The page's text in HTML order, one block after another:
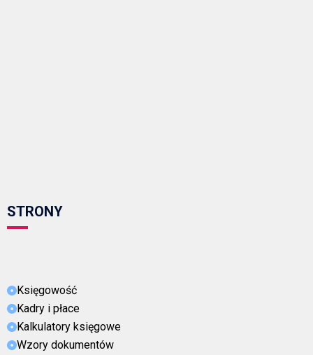
STRONY
Księgowość
Kadry i płace
Kalkulatory księgowe
Wzory dokumentów